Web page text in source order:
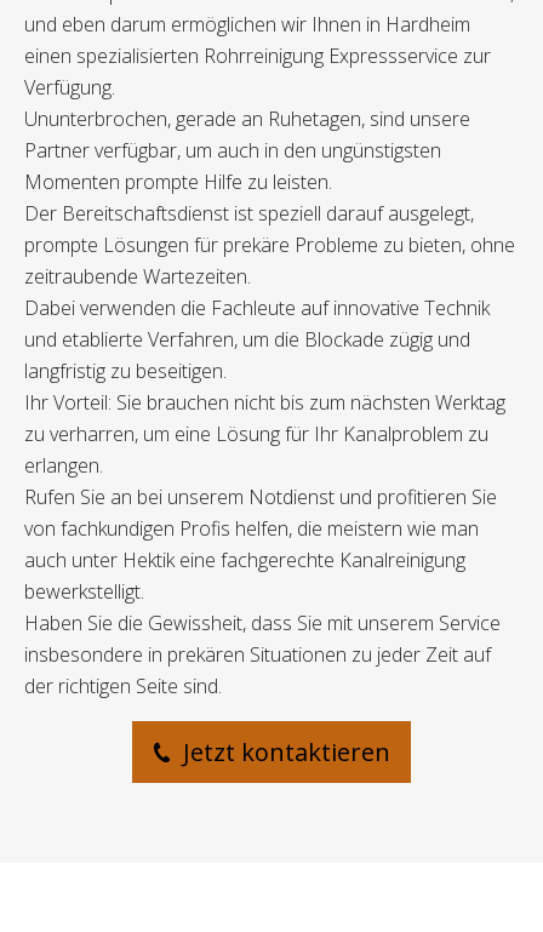
und eben darum ermöglichen wir Ihnen in Hardheim
einen spezialisierten Rohrreinigung Expressservice zur
Verfügung.
Ununterbrochen, gerade an Ruhetagen, sind unsere
Partner verfügbar, um auch in den ungünstigsten
Momenten prompte Hilfe zu leisten.
Der Bereitschaftsdienst ist speziell darauf ausgelegt,
prompte Lösungen für prekäre Probleme zu bieten, ohne
zeitraubende Wartezeiten.
Dabei verwenden die Fachleute auf innovative Technik
und etablierte Verfahren, um die Blockade zügig und
langfristig zu beseitigen.
Ihr Vorteil: Sie brauchen nicht bis zum nächsten Werktag
zu verharren, um eine Lösung für Ihr Kanalproblem zu
erlangen.
Rufen Sie an bei unserem Notdienst und profitieren Sie
von fachkundigen Profis helfen, die meistern wie man
auch unter Hektik eine fachgerechte Kanalreinigung
bewerkstelligt.
Haben Sie die Gewissheit, dass Sie mit unserem Service
insbesondere in prekären Situationen zu jeder Zeit auf
der richtigen Seite sind.
Jetzt kontaktieren